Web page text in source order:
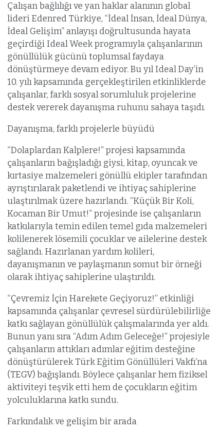
Çalışan bağlılığı ve yan haklar alanının global
lideri Edenred Türkiye, “İdeal İnsan, İdeal Dünya,
İdeal Gelişim” anlayışı doğrultusunda hayata
geçirdiği Ideal Week programıyla çalışanlarının
gönüllülük gücünü toplumsal faydaya
dönüştürmeye devam ediyor. Bu yıl Ideal Day’in
10. yılı kapsamında gerçekleştirilen etkinliklerde
çalışanlar, farklı sosyal sorumluluk projelerine
destek vererek dayanışma ruhunu sahaya taşıdı.
Dayanışma, farklı projelerle büyüdü
“Dolaplardan Kalplere!” projesi kapsamında
çalışanların bağışladığı giysi, kitap, oyuncak ve
kırtasiye malzemeleri gönüllü ekipler tarafından
ayrıştırılarak paketlendi ve ihtiyaç sahiplerine
ulaştırılmak üzere hazırlandı. “Küçük Bir Koli,
Kocaman Bir Umut!” projesinde ise çalışanların
katkılarıyla temin edilen temel gıda malzemeleri
kolilenerek lösemili çocuklar ve ailelerine destek
sağlandı. Hazırlanan yardım kolileri,
dayanışmanın ve paylaşmanın somut bir örneği
olarak ihtiyaç sahiplerine ulaştırıldı.
“Çevremiz İçin Harekete Geçiyoruz!” etkinliği
kapsamında çalışanlar çevresel sürdürülebilirliğe
katkı sağlayan gönüllülük çalışmalarında yer aldı.
Bunun yanı sıra “Adım Adım Geleceğe!” projesiyle
çalışanların attıkları adımlar eğitim desteğine
dönüştürülerek Türk Eğitim Gönüllüleri Vakfı’na
(TEGV) bağışlandı. Böylece çalışanlar hem fiziksel
aktiviteyi teşvik etti hem de çocukların eğitim
yolculuklarına katkı sundu.
Farkındalık ve gelişim bir arada